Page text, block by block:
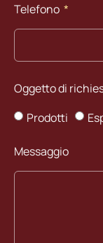
Telefono
Oggetto di
Prodotti
Messaggio